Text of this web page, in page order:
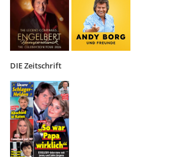
DIE Zeitschrift